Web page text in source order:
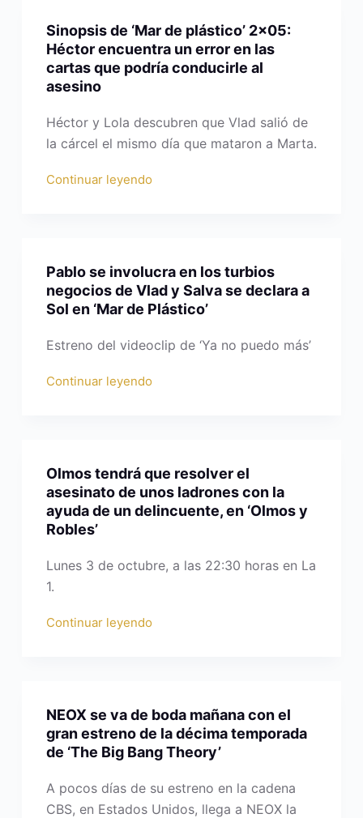
Sinopsis de ‘Mar de plástico’ 2×05:
Héctor encuentra un error en las
cartas que podría conducirle al
asesino
Héctor y Lola descubren que Vlad salió de
la cárcel el mismo día que mataron a Marta.
Continuar leyendo
Pablo se involucra en los turbios
negocios de Vlad y Salva se declara a
Sol en ‘Mar de Plástico’
Estreno del videoclip de ‘Ya no puedo más’
Continuar leyendo
Olmos tendrá que resolver el
asesinato de unos ladrones con la
ayuda de un delincuente, en ‘Olmos y
Robles’
Lunes 3 de octubre, a las 22:30 horas en La
1.
Continuar leyendo
NEOX se va de boda mañana con el
gran estreno de la décima temporada
de ‘The Big Bang Theory’
A pocos días de su estreno en la cadena
CBS, en Estados Unidos, llega a NEOX la